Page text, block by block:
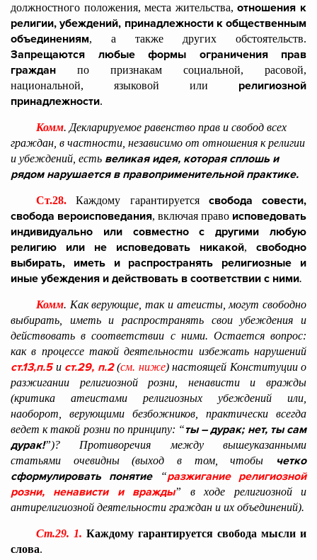
должностного положения, места жительства,отношения к
религии, убеждений, принадлежности к общественным
объединениям, а также других обстоятельств.
Запрещаются любые формы ограничения прав
граждан по признакам социальной, расовой,
национальной, языковой или религиозной
принадлежности.
Комм. Декларируемое равенство прав и свобод всех
граждан, в частности, независимо от отношения к религии
и убеждений, есть великая идея, которая сплошь и
рядом нарушается в правоприменительной практике.
Ст.28. Каждому гарантируется свобода совести,
свобода вероисповедания, включая право исповедовать
индивидуально или совместно с другими любую
религию или не исповедовать никакой, свободно
выбирать, иметь и распространять религиозные и
иные убеждения и действовать в соответствии с ними.
Комм. Как верующие, так и атеисты, могут свободно
выбирать, иметь и распространять свои убеждения и
действовать в соответствии с ними. Остается вопрос:
как в процессе такой деятельности избежать нарушений
ст.13,п.5и ст.29, п.2(см. ниже) настоящей Конституции о
разжигании религиозной розни, ненависти и вражды
(критика атеистами религиозных убеждений или,
наоборот, верующими безбожников, практически всегда
ведет к такой розни по принципу: “ты – дурак; нет, ты сам
дурак!”)? Противоречия между вышеуказанными
статьями очевидны (выход в том, чтобы
четко
сформулировать понятие
“разжигание религиозной
розни, ненависти и вражды”
в ходе религиозной и
антирелигиозной деятельности граждан и их объединений).
Ст.29. 1. Каждому гарантируется свобода мысли и
слова.